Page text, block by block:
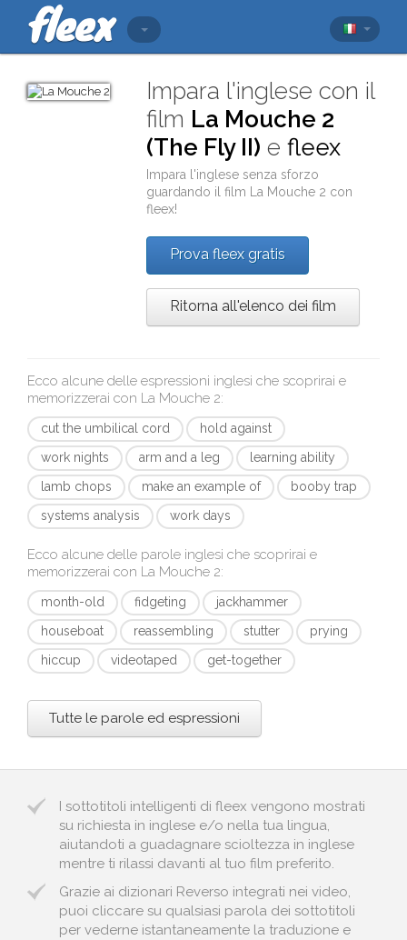
Impara l'inglese con il
film La Mouche 2
(The Fly II) efleex
Impara l'inglese senza sforzo
guardando il film
La Mouche 2 con
fleex!
Prova fleex gratis
Ritorna all'elenco dei film
Ecco alcune delle espressioni inglesi che scoprirai e
memorizzerai con La Mouche 2:
cut the umbilical cord
hold against
work nights
arm and a leg
learning ability
lamb chops
make an example of
booby trap
systems analysis
work days
Ecco alcune delle parole inglesi che scoprirai e
memorizzerai con La Mouche 2:
month-old fidgeting
jackhammer
houseboat
reassembling stutter
prying
hiccup
videotaped get-together
Tutte le parole ed espressioni
I sottotitoli intelligenti di fleex vengono mostrati
su richiesta in inglese e/o nella tua lingua,
aiutandoti a guadagnare scioltezza in inglese
mentre ti rilassi davanti al tuo film preferito.
Grazie ai dizionari Reverso integrati nei video,
puoi cliccare su qualsiasi parola dei sottotitoli
per vederne istantaneamente la traduzione e